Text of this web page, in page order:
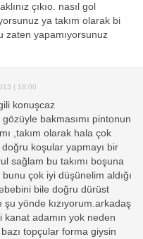
çıkıo. nasıl gol
ya takım olarak bi
zaten yapamıyorsunuz
| 18:00
konuşcaz
bakmasımı pintonun
,takım olarak hala çok
koşular yapmayı bir
sağlam bu takımı boşuna
çok iyi düşünelim aldığı
bile doğru dürüst
yönde kızıyorum.arkadaş
kanat adamın yok neden
topçular forma giysin